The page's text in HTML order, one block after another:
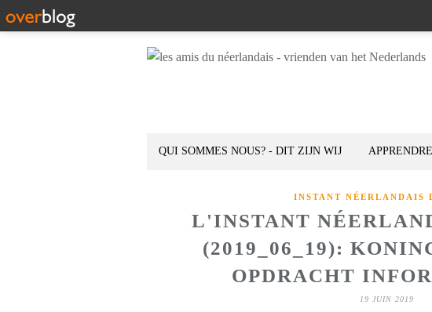
QUI SOMMES NOUS? - DIT ZIJN WIJ
INSTANT NÉERLANDAIS
L'INSTANT
(2019_06_19):
OPDRACHT
19 JUIN 2019